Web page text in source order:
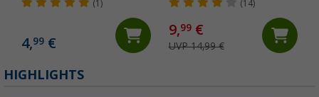
(1)
4,99 €
(14)
9,99€
UVP 14,99 €
HIGHLIGHTS